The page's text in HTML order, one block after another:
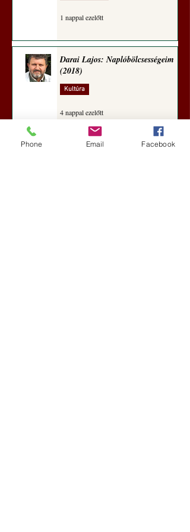
1 nappal ezelőtt
Darai Lajos: Naplóbölcsességeim
(2018)
Kultúra
4 nappal ezelőtt
Phone Email Facebook